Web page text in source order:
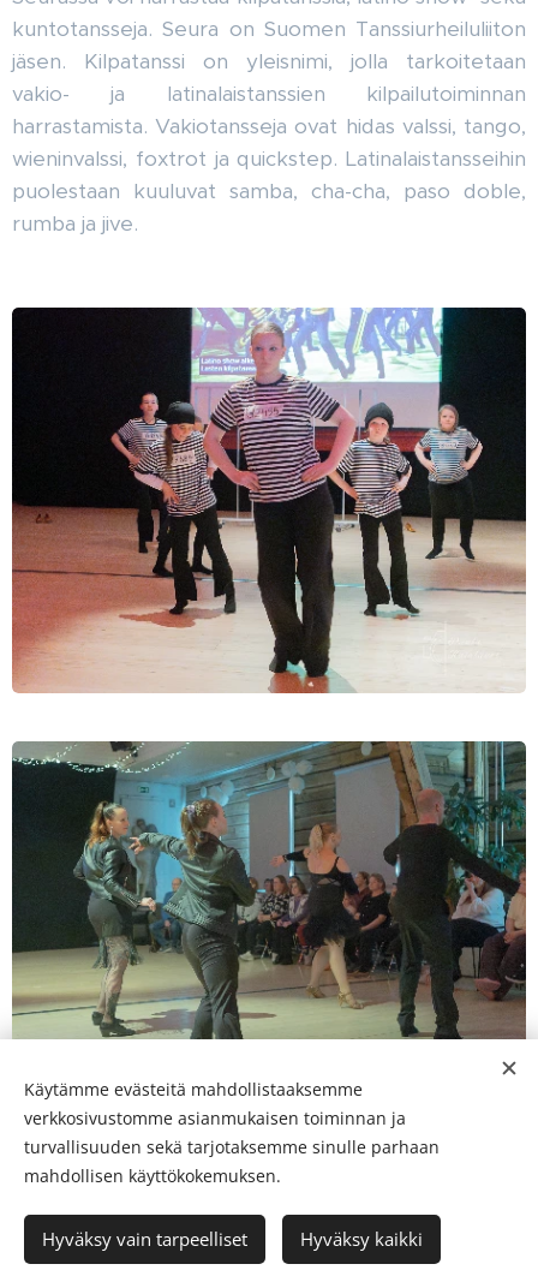
kuntotansseja. Seura on Suomen Tanssiurheiluliiton
jäsen. Kilpatanssi on yleisnimi, jolla tarkoitetaan
vakio- ja latinalaistanssien kilpailutoiminnan
harrastamista. Vakiotansseja ovat hidas valssi, tango,
wieninvalssi, foxtrot ja quickstep. Latinalaistansseihin
puolestaan kuuluvat samba, cha-cha, paso doble,
rumba ja jive.
© 2026Lappeenrannan Tanssiurheilijat ry
Evästeet
Käytämme evästeitä mahdollistaaksemme
verkkosivustomme asianmukaisen toiminnan ja
turvallisuuden sekä tarjotaksemme sinulle parhaan
mahdollisen käyttökokemuksen.
Hyväksy vain tarpeelliset Hyväksy kaikki